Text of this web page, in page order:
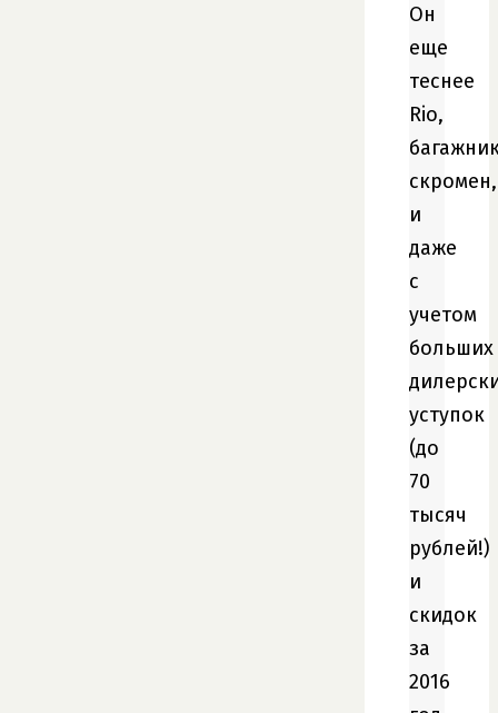
Он
еще
теснее
Rio,
скромен,
и
даже
с
учетом
больших
уступок
(до
70
тысяч
рублей!)
и
скидок
за
2016